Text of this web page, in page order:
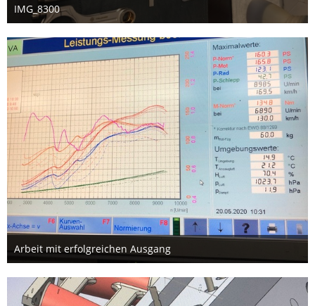
IMG_8300
8. Februar 2026
1
Arbeit mit erfolgreichen Ausgang
8. Februar 2026
2